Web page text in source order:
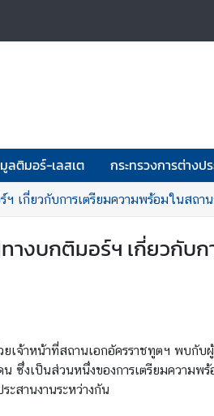
ลติมอร์-เลสเต กระทรวงการต่างป
เกี่ยวกับการเตรียมความพร้อมในสถา
งบกติมอร์ฯ เกี่ยวกับก
จ้าหน้าที่สถานเอกอัครราชทูตฯ พบกั
ซึ่งเป็นส่วนหนึ่งของการเตรียมความ
สานงานระหว่างกัน